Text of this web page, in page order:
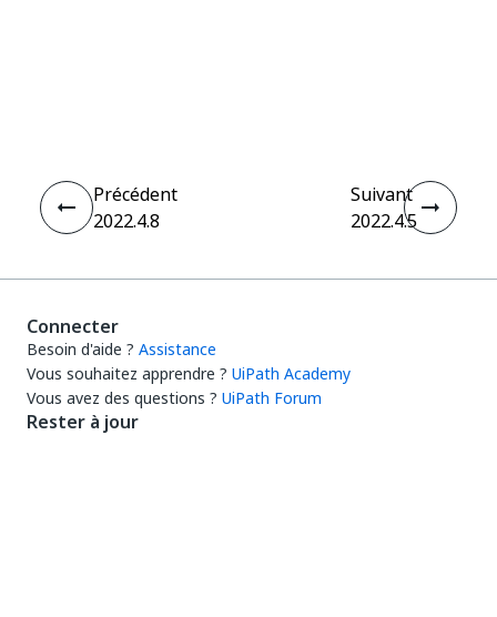
Précédent
2022.4.8
Suivant
2022.4.5
Connecter
Besoin d'aide ? Assistance
Vous souhaitez apprendre ? UiPath Academy
Vous avez des questions ? UiPath Forum
Rester à jour